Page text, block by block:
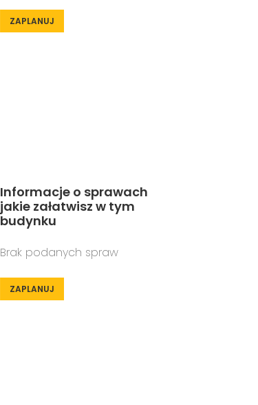
ZAPLANUJ
Informacje o sprawach
jakie załatwisz w tym
budynku
Brak podanych spraw
ZAPLANUJ